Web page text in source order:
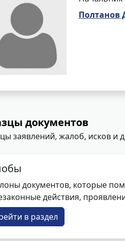
Полтанов
документов
заявлений, жалоб, исков и
документов, которые
действия,
в раздел